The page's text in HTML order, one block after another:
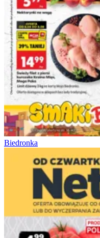
Biedronka